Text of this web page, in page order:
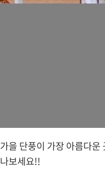
가을 단풍이 가장 아름다운
나보세요!!